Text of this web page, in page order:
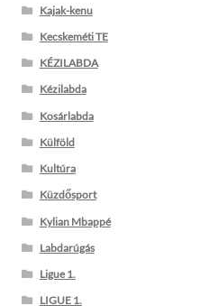
Kajak-kenu
Kecskeméti TE
KÉZILABDA
Kézilabda
Kosárlabda
Külföld
Kultúra
Küzdősport
Kylian Mbappé
Labdarúgás
Ligue 1.
LIGUE 1.